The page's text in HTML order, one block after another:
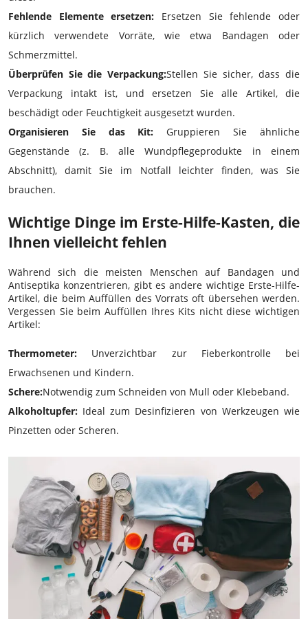
Fehlende Elemente ersetzen: Ersetzen Sie fehlende oder
kürzlich verwendete Vorräte, wie etwa Bandagen oder
Schmerzmittel.
Überprüfen Sie die Verpackung:Stellen Sie sicher, dass die
Verpackung intakt ist, und ersetzen Sie alle Artikel, die
beschädigt oder Feuchtigkeit ausgesetzt wurden.
Organisieren Sie das Kit: Gruppieren Sie ähnliche
Gegenstände (z. B. alle Wundpflegeprodukte in einem
Abschnitt), damit Sie im Notfall leichter finden, was Sie
brauchen.
Wichtige Dinge im Erste-Hilfe-Kasten, die
Ihnen vielleicht fehlen
Während sich die meisten Menschen auf Bandagen und
Antiseptika konzentrieren, gibt es andere wichtige Erste-Hilfe-
Artikel, die beim Auffüllen des Vorrats oft übersehen werden.
Vergessen Sie beim Auffüllen Ihres Kits nicht diese wichtigen
Artikel:
Thermometer: Unverzichtbar zur Fieberkontrolle bei
Erwachsenen und Kindern.
Schere:Notwendig zum Schneiden von Mull oder Klebeband.
Alkoholtupfer: Ideal zum Desinfizieren von Werkzeugen wie
Pinzetten oder Scheren.